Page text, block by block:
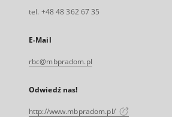
tel. +48 48 362 67 35
E-Mail
rbc@mbpradom.pl
Odwiedź nas!
http://www.mbpradom.pl/